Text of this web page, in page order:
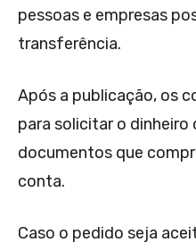
pessoas e empresas
transferência.
Após a publicação, os
para solicitar o
documentos que
conta.
Caso o pedido seja